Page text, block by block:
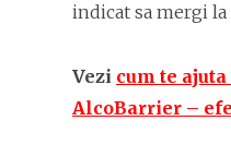
indicat sa mergi
Vezi cum te
AlcoBarrier –